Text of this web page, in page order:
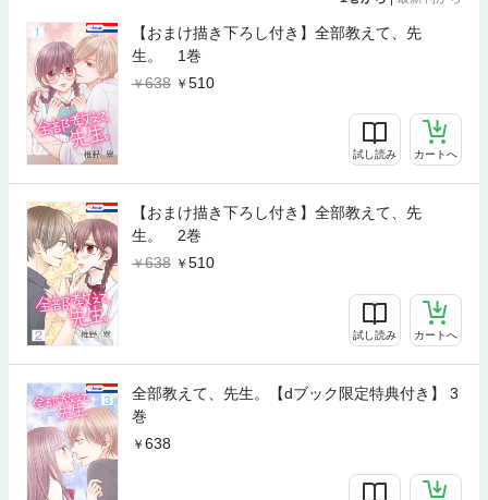
【おまけ描き下ろし付き】全部教えて、先
生。 1巻
638
510
試し読み カートへ
【おまけ描き下ろし付き】全部教えて、先
生。 2巻
638
510
試し読み カートへ
全部教えて、先生。【dブック限定特典付き】 3
巻
638